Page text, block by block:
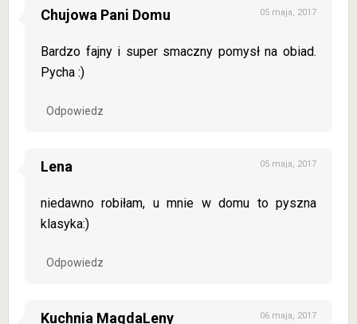
Chujowa Pani Domu 05 maja, 2017
Bardzo fajny i super smaczny pomysł na obiad.
Pycha :)
Odpowiedz
Lena 05 maja, 2017
niedawno robiłam, u mnie w domu to pyszna
klasyka:)
Odpowiedz
Kuchnia MagdaLeny 06 maja, 2017